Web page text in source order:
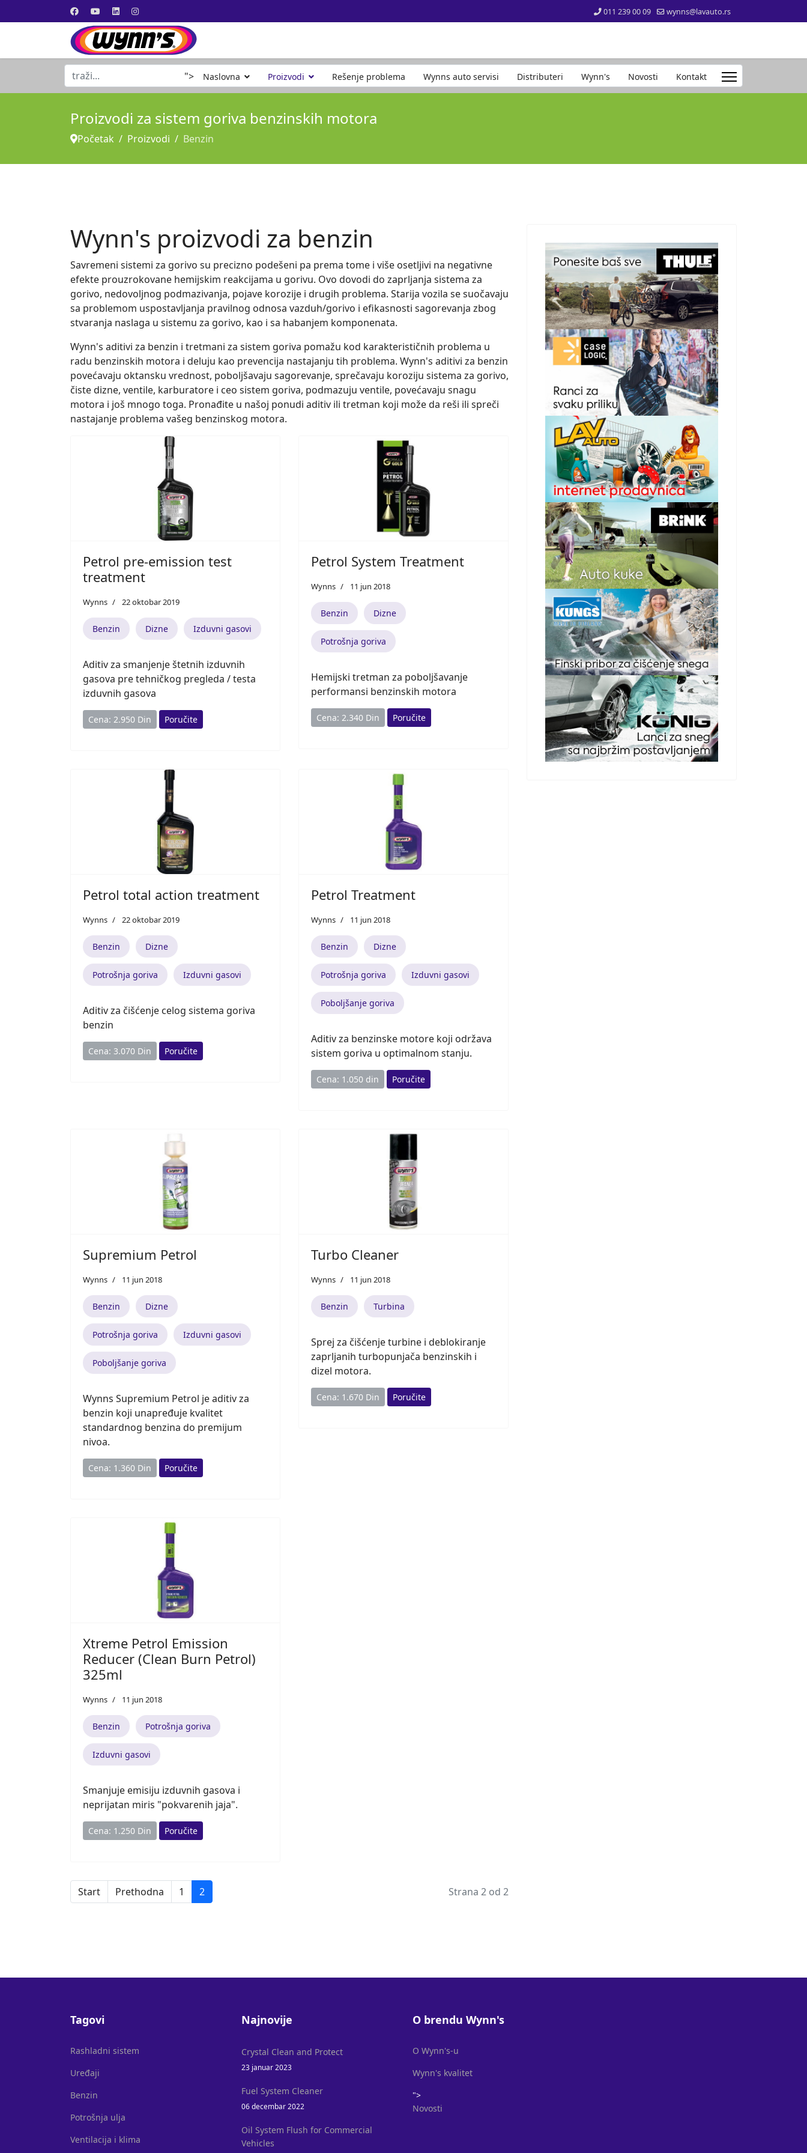
011 239 00 09 wynns@lavauto.rs
"> Naslovna Proizvodi Rešenje problema Wynns auto servisi Distributeri Wynn's Novosti Kontakt
traži...
Proizvodi za sistem goriva benzinskih motora
Početak Proizvodi Benzin
Wynn's proizvodi za benzin
Savremeni sistemi za gorivo su precizno podešeni pa prema tome i više osetljivi na negativne
efekte prouzrokovane hemijskim reakcijama u gorivu. Ovo dovodi do zaprljanja sistema za
gorivo, nedovoljnog podmazivanja, pojave korozije i drugih problema. Starija vozila se suočavaju
sa problemom uspostavljanja pravilnog odnosa vazduh/gorivo i efikasnosti sagorevanja zbog
stvaranja naslaga u sistemu za gorivo, kao i sa habanjem komponenata.
Wynn's aditivi za benzin i tretmani za sistem goriva pomažu kod karakterističnih problema u
radu benzinskih motora i deluju kao prevencija nastajanju tih problema. Wynn's aditivi za benzin
povećavaju oktansku vrednost, poboljšavaju sagorevanje, sprečavaju koroziju sistema za gorivo,
čiste dizne, ventile, karburatore i ceo sistem goriva, podmazuju ventile, povećavaju snagu
motora i još mnogo toga. Pronađite u našoj ponudi aditiv ili tretman koji može da reši ili spreči
nastajanje problema vašeg benzinskog motora.
Petrol pre-emission test
treatment
Wynns 22 oktobar 2019
Benzin Dizne Izduvni gasovi
Aditiv za smanjenje štetnih izduvnih
gasova pre tehničkog pregleda / testa
izduvnih gasova
Cena: 2.950 Din Poručite
Petrol System Treatment
Wynns 11 jun 2018
Benzin Dizne
Potrošnja goriva
Hemijski tretman za poboljšavanje
performansi benzinskih motora
Cena: 2.340 Din Poručite
Petrol total action treatment
Wynns 22 oktobar 2019
Benzin Dizne
Potrošnja goriva Izduvni gasovi
Aditiv za čišćenje celog sistema goriva
benzin
Cena: 3.070 Din Poručite
Petrol Treatment
Wynns 11 jun 2018
Benzin Dizne
Potrošnja goriva Izduvni gasovi
Poboljšanje goriva
Aditiv za benzinske motore koji održava
sistem goriva u optimalnom stanju.
Cena: 1.050 din Poručite
Supremium Petrol
Wynns 11 jun 2018
Benzin Dizne
Potrošnja goriva Izduvni gasovi
Poboljšanje goriva
Wynns Supremium Petrol je aditiv za
benzin koji unapređuje kvalitet
standardnog benzina do premijum
nivoa.
Cena: 1.360 Din Poručite
Turbo Cleaner
Wynns 11 jun 2018
Benzin Turbina
Sprej za čišćenje turbine i deblokiranje
zaprljanih turbopunjača benzinskih i
dizel motora.
Cena: 1.670 Din Poručite
Xtreme Petrol Emission
Reducer (Clean Burn Petrol)
325ml
Wynns 11 jun 2018
Benzin Potrošnja goriva
Izduvni gasovi
Smanjuje emisiju izduvnih gasova i
neprijatan miris "pokvarenih jaja".
Cena: 1.250 Din Poručite
Start Prethodna 1 2 Strana 2 od 2
Tagovi
Rashladni sistem
Uređaji
Benzin
Potrošnja ulja
Ventilacija i klima
Najnovije
Crystal Clean and Protect
23 januar 2023
Fuel System Cleaner
06 decembar 2022
Oil System Flush for Commercial
Vehicles
O brendu Wynn's
O Wynn's-u
Wynn's kvalitet
">
Novosti